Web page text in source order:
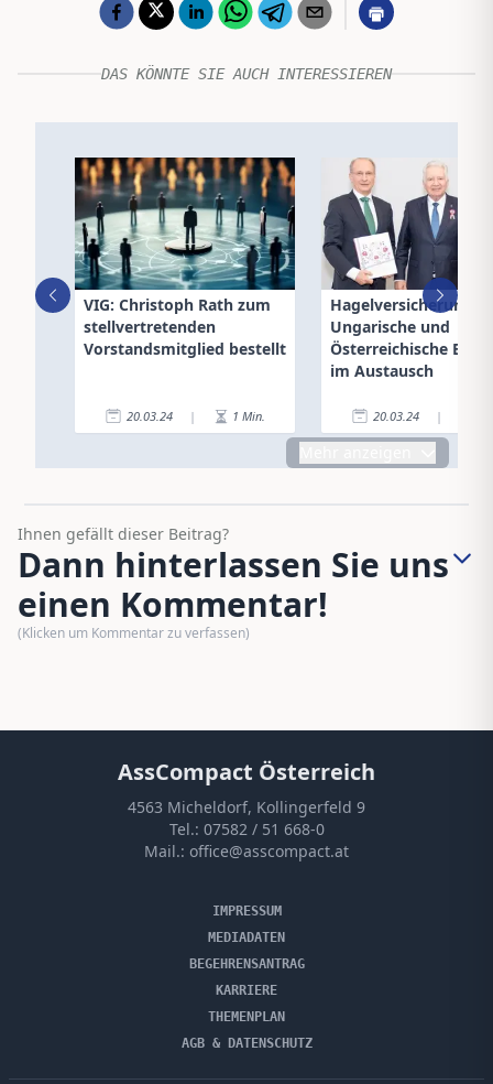
DAS KÖNNTE SIE AUCH INTERESSIEREN
VIG: Christoph Rath zum
stellvertretenden
Vorstandsmitglied bestellt
20.03.24 | 1 Min.
Hagelversicherung:
Ungarische und
Österreichische
im Austausch
20.03.24 |
Ihnen gefällt dieser Beitrag?
Dann hinterlassen Sie uns
einen Kommentar!
(Klicken um Kommentar zu verfassen)
AssCompact Österreich
4563 Micheldorf, Kollingerfeld 9
Tel.: 07582 / 51 668-0
Mail.: office@asscompact.at
IMPRESSUM
MEDIADATEN
BEGEHRENSANTRAG
KARRIERE
THEMENPLAN
AGB & DATENSCHUTZ